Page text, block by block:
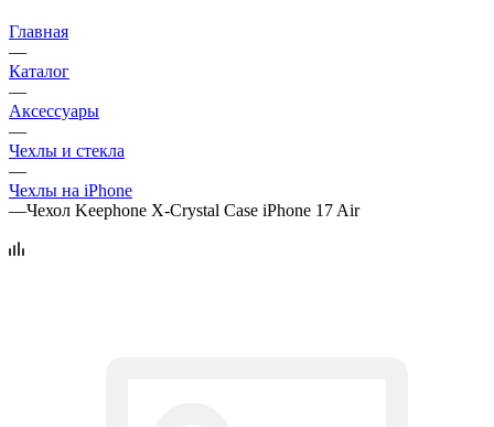
Главная
—
Каталог
—
Аксессуары
—
Чехлы и стекла
—
Чехлы на iPhone
—Чехол Keephone X-Crystal Case iPhone 17 Air